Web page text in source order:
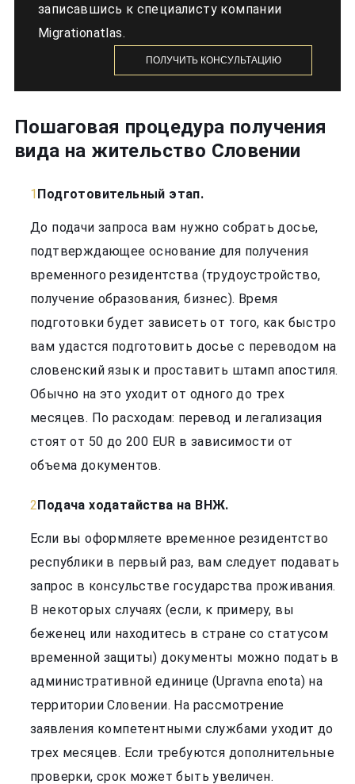
записавшись к специалисту компании
Migrationatlas.
ПОЛУЧИТЬ КОНСУЛЬТАЦИЮ
Пошаговая процедура получения
вида на жительство Словении
Подготовительный этап.
До подачи запроса вам нужно собрать досье,
подтверждающее основание для получения
временного резидентства (трудоустройство,
получение образования, бизнес). Время
подготовки будет зависеть от того, как быстро
вам удастся подготовить досье с переводом на
словенский язык и проставить штамп апостиля.
Обычно на это уходит от одного до трех
месяцев. По расходам: перевод и легализация
стоят от 50 до 200 EUR в зависимости от
объема документов.
Подача ходатайства на ВНЖ.
Если вы оформляете временное резидентство
республики в первый раз, вам следует подавать
запрос в консульстве государства проживания.
В некоторых случаях (если, к примеру, вы
беженец или находитесь в стране со статусом
временной защиты) документы можно подать в
административной единице (Upravna enota) на
территории Словении. На рассмотрение
заявления компетентными службами уходит до
трех месяцев. Если требуются дополнительные
проверки, срок может быть увеличен.